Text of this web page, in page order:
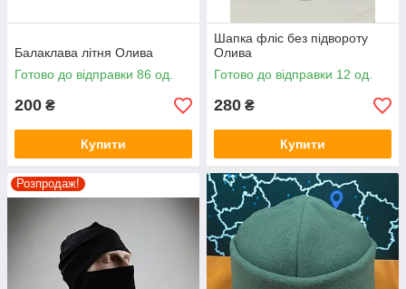
Балаклава літня Олива
Готово до відправки 86 од.
200 ₴
Купити
Шапка фліс без підвороту
Олива
Готово до відправки 12 од.
280 ₴
Купити
Розпродаж!